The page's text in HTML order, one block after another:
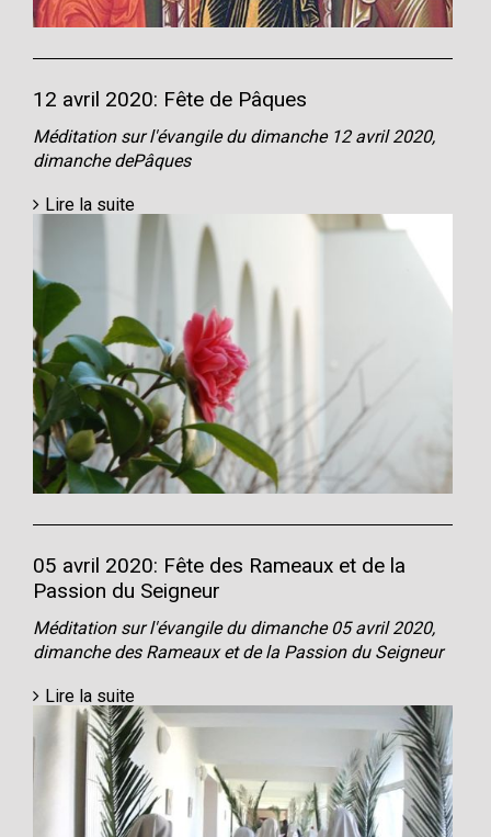
12 avril 2020: Fête de Pâques
Méditation sur l'évangile du dimanche 12 avril 2020,
dimanche dePâques
Lire la suite
05 avril 2020: Fête des Rameaux et de la
Passion du Seigneur
Méditation sur l'évangile du dimanche 05 avril 2020,
dimanche des Rameaux et de la Passion du Seigneur
Lire la suite